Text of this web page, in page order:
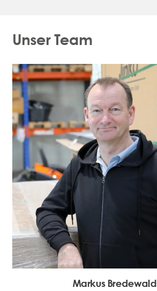
Unser Team
Markus Bredewald